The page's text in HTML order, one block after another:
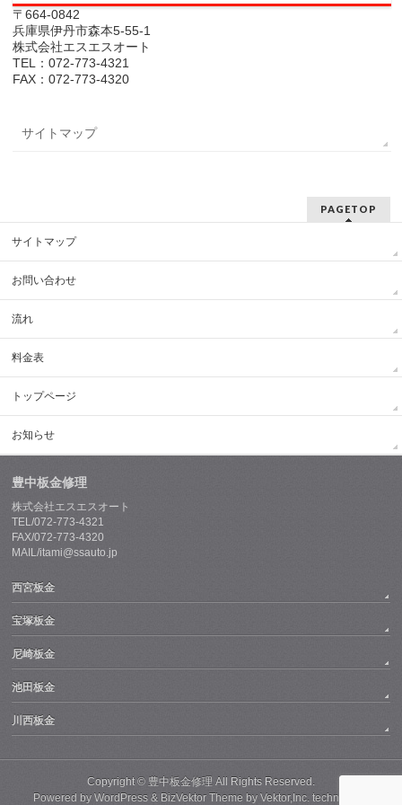
〒664-0842
兵庫県伊丹市森本5-55-1
株式会社エスエスオート
TEL：072-773-4321
FAX：072-773-4320
サイトマップ
PAGETOP
サイトマップ
お問い合わせ
流れ
料金表
トップページ
お知らせ
豊中板金修理
株式会社エスエスオート
TEL/072-773-4321
FAX/072-773-4320
MAIL/itami@ssauto.jp
西宮板金
宝塚板金
尼崎板金
池田板金
川西板金
Copyright © 豊中板金修理 All Rights Reserved.
Powered byWordPress & BizVektor Theme byVektor,Inc. technology.